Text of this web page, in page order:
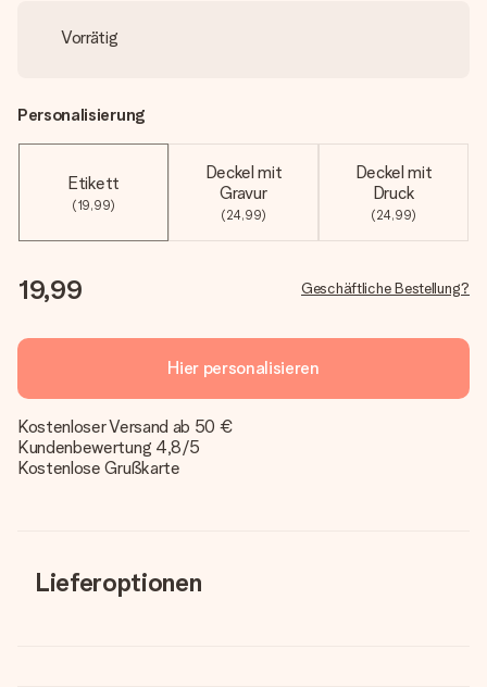
Vorrätig
Personalisierung
Etikett
(19,99)
Deckel mit
Gravur
(24,99)
Deckel mit
Druck
(24,99)
19,99 Geschäftliche Bestellung?
Hier personalisieren
Kostenloser Versand ab 50 €
Kundenbewertung 4,8/5
Kostenlose Grußkarte
Lieferoptionen